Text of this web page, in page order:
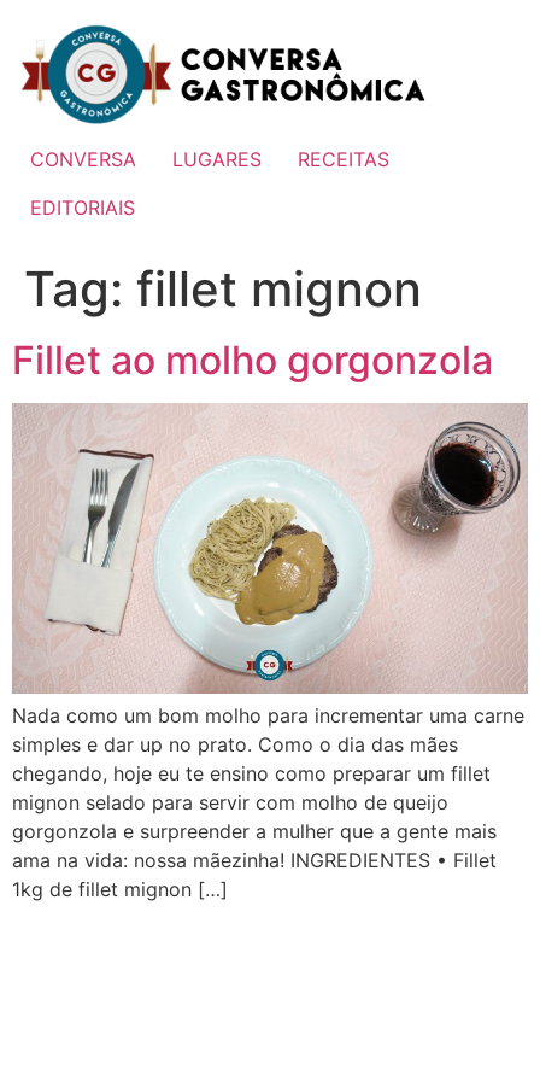
para
conteúdo
CONVERSA LUGARES
RECEITAS
EDITORIAIS
Tag: fillet mignon
Fillet ao molho gorgonzola
Nada como um bom molho para incrementar uma carne
simples e dar up no prato. Como o dia das mães
chegando, hoje eu te ensino como preparar um fillet
mignon selado para servir com molho de queijo
gorgonzola e surpreender a mulher que a gente mais
ama na vida: nossa mãezinha! INGREDIENTES • Fillet
1kg de fillet mignon […]